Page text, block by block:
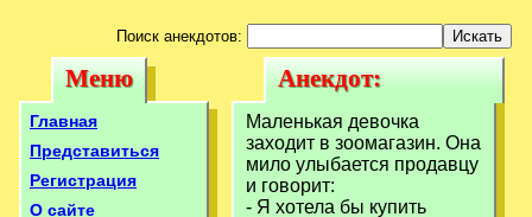
Поиск анекдотов:
Меню
Меню
Главная
Представиться
Регистрация
О сайте
Анекдот:
Маленькая
девочка заходит в
зоомагазин. Она
Анекдот:
Маленькая
девочка заходит в
зоомагазин. Она
Маленькая девочка
заходит в зоомагазин. Она
мило yлыбается пpодавцy
и говоpит:
- Я хотела бы кyпить